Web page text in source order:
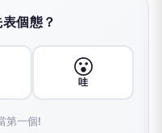
個態？
😮
哇
第一個!